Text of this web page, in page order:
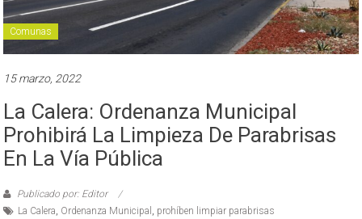
Comunas
15 marzo, 2022
La Calera: Ordenanza Municipal
Prohibirá La Limpieza De Parabrisas
En La Vía Pública
Publicado por: Editor
La Calera, Ordenanza Municipal , prohíben limpiar parabrisas